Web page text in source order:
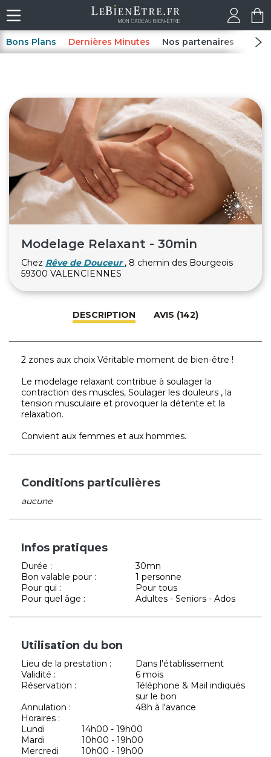
Bons Plans Dernières Minutes Nos partenaires Spas
Modelage Relaxant - 30min
Chez Rêve de Douceur , 8 chemin des Bourgeois
59300 VALENCIENNES
DESCRIPTION AVIS (142)
2 zones aux choix Véritable moment de bien-être !
Le modelage relaxant contribue à soulager la
contraction des muscles, Soulager les douleurs , la
tension musculaire et provoquer la détente et la
relaxation.
Convient aux femmes et aux hommes.
Conditions particulières
aucune
Infos pratiques
Durée :
30mn
Bon valable pour :
1 personne
Pour qui :
Pour tous
Pour quel âge :
Adultes - Seniors - Ados
Utilisation du bon
Lieu de la prestation :
Dans l'établissement
Validité :
6 mois
Réservation :
Téléphone & Mail indiqués
sur le bon
Annulation :
48h à l'avance
Horaires :
Lundi
14h00 - 19h00
Mardi
10h00 - 19h00
Mercredi
10h00 - 19h00